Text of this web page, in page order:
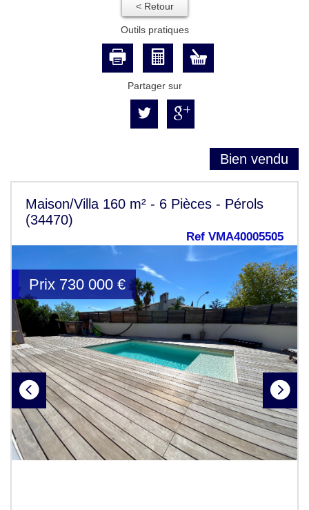
< Retour
Outils pratiques
Partager sur
Bien vendu
Maison/Villa 160 m² - 6 Pièces - Pérols
(34470)
Ref VMA40005505
Prix 730 000 €